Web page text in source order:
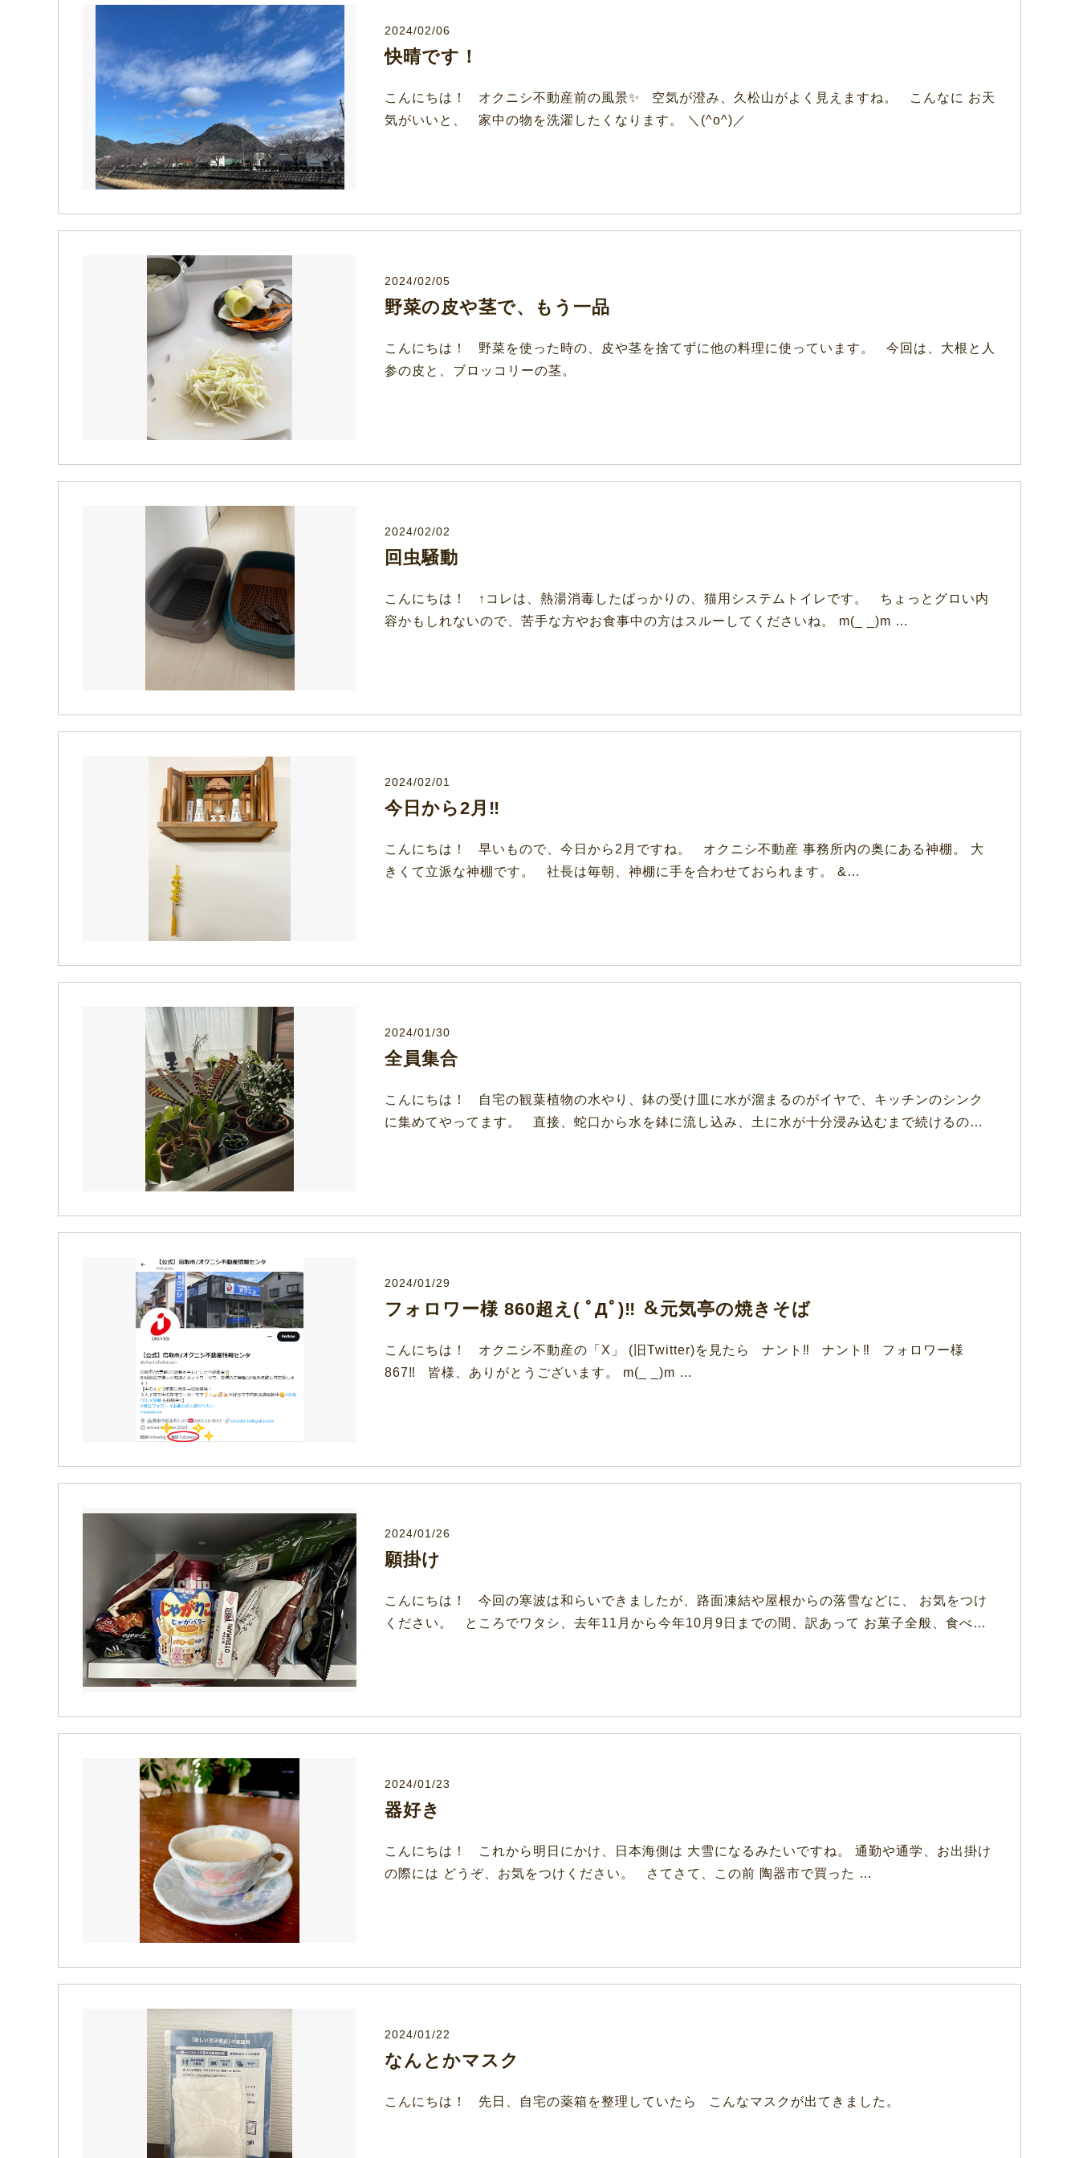
2024/02/06
快晴です！
こんにちは！ オクニシ不動産前の風景✨ 空気が澄み、久松山がよく見えますね。 こんなに お天
気がいいと、 家中の物を洗濯したくなります。 ＼(^o^)／
2024/02/05
野菜の皮や茎で、もう一品
こんにちは！ 野菜を使った時の、皮や茎を捨てずに他の料理に使っています。 今回は、大根と人
参の皮と、ブロッコリーの茎。
2024/02/02
回虫騒動
こんにちは！ ↑コレは、熱湯消毒したばっかりの、猫用システムトイレです。 ちょっとグロい内
容かもしれないので、苦手な方やお食事中の方はスルーしてくださいね。 m(_ _)m …
2024/02/01
今日から2月‼
こんにちは！ 早いもので、今日から2月ですね。 オクニシ不動産 事務所内の奥にある神棚。 大
きくて立派な神棚です。 社長は毎朝、神棚に手を合わせておられます。 &…
2024/01/30
全員集合
こんにちは！ 自宅の観葉植物の水やり、鉢の受け皿に水が溜まるのがイヤで、キッチンのシンク
に集めてやってます。 直接、蛇口から水を鉢に流し込み、土に水が十分浸み込むまで続けるの…
2024/01/29
フォロワー様 860超え( ﾟДﾟ)‼ ＆元気亭の焼きそば
こんにちは！ オクニシ不動産の「X」 (旧Twitter)を見たら ナント‼ ナント‼ フォロワー様
867‼ 皆様、ありがとうございます。 m(_ _)m …
2024/01/26
願掛け
こんにちは！ 今回の寒波は和らいできましたが、路面凍結や屋根からの落雪などに、 お気をつけ
ください。 ところでワタシ、去年11月から今年10月9日までの間、訳あって お菓子全般、食べ…
2024/01/23
器好き
こんにちは！ これから明日にかけ、日本海側は 大雪になるみたいですね。 通勤や通学、お出掛け
の際には どうぞ、お気をつけください。 さてさて、この前 陶器市で買った …
2024/01/22
なんとかマスク
こんにちは！ 先日、自宅の薬箱を整理していたら こんなマスクが出てきました。